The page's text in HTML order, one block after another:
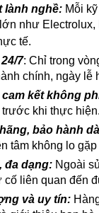
lành nghề: Mỗi
như
tế.
7: Chỉ trong
chính, ngày lễ
kết không
khi thực hiện.
bảo hành
tâm không lo
đa dạng: Ngoài
cố liên quan đến
và uy tín: